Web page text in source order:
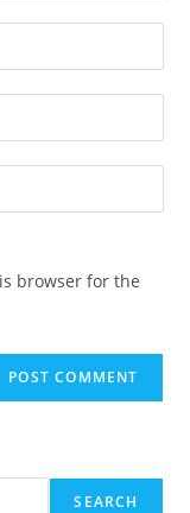
browser for the
SEARCH